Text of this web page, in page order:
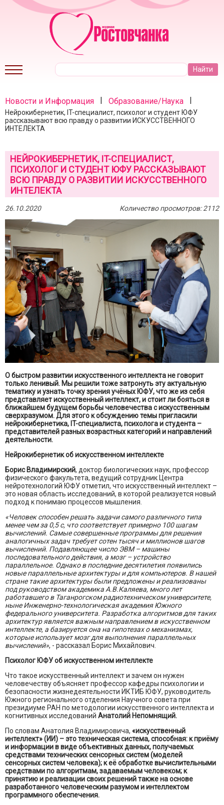
Новости и Информация | Образование/Наука |
Нейрокибернетик, IT-специалист, психолог и студент ЮФУ
рассказывают всю правду о развитии ИСКУССТВЕННОГО
ИНТЕЛЕКТА
НЕЙРОКИБЕРНЕТИК, IT-СПЕЦИАЛИСТ,
ПСИХОЛОГ И СТУДЕНТ ЮФУ РАССКАЗЫВАЮТ
ВСЮ ПРАВДУ О РАЗВИТИИ ИСКУССТВЕННОГО
ИНТЕЛЕКТА
26.10.2020 Количество просмотров: 2112
О быстром развитии искусственного интеллекта не говорит
только ленивый. Мы решили тоже затронуть эту актуальную
тематику и узнать точку зрения учёных ЮФУ, что же из себя
представляет искусственный интеллект, и стоит ли бояться в
ближайшем будущем борьбы человечества с искусственным
сверхразумом. Для этого к обсуждению темы пригласили
нейрокибернетика, IT-специалиста, психолога и студента –
представителей разных возрастных категорий и направлений
деятельности.
Нейрокибернетик об искусственном интеллекте
Борис Владимирский, доктор биологических наук, профессор
физического факультета, ведущий сотрудник Центра
нейротехнологий ЮФУ отметил, что искусственный интеллект –
это новая область исследований, в которой реализуется новый
подход к понимаю процессов мышления.
«Человек способен решать задачи самого различного типа
менее чем за 0,5 с, что соответствует примерно 100 шагам
вычислений. Самые совершенные программы для решения
аналогичных задач требует сотен тысяч и миллионов шагов
вычислений. Подавляющее число ЭВМ – машины
последовательного действия, а мозг – устройство
параллельное. Однако в последние десятилетия появились
новые параллельные архитектуры и для компьютеров. В нашей
стране такие архитектуры были предложены и реализованы
под руководством академика А.В.Каляева, много лет
работавшего в Таганрогском радиотехническом университете,
ныне Инженерно-технологическая академия Южного
федерального университета. Разработка алгоритмов для таких
архитектур является важным направлением в искусственном
интеллекте, а базируется она на гипотезах о механизмах,
которые использует мозг для выполнения параллельных
вычислений», - рассказал Борис Михайлович.
Психолог ЮФУ об искусственном интеллекте
Что такое искусственный интеллект и зачем он нужен
человечеству объясняет профессор кафедры психологии и
безопасности жизнедеятельности ИКТИБ ЮФУ, руководитель
Южного регионального отделения Научного совета при
президиуме РАН по методологии искусственного интеллекта и
когнитивных исследований Анатолий Непомнящий.
По словам Анатолия Владимировича, «искусственный
интеллект» (ИИ) – это техническая система, способная: к приёму
и информации в виде объективных данных, получаемых
средствами технических сенсорных систем (моделей
сенсорных систем человека); к её обработке вычислительными
средствами по алгоритмам, задаваемым человеком; к
принятию и реализации своих решений также на основе
разработанного человеческим разумом и интеллектом
программного обеспечения.